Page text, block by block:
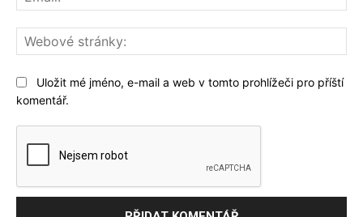
Uložit mé jméno, e-mail a web v tomto prohlížeči pro příští
komentář.